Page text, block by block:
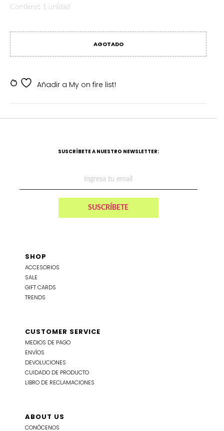
Contiene: 1 unidad
AGOTADO
Añadir a My on fire list!
SKU:SKDV-000155
SUSCRÍBETE A NUESTRO NEWSLETTER:
SHOP
ACCESORIOS
SALE
GIFT CARDS
TRENDS
CUSTOMER SERVICE
MEDIOS DE PAGO
ENVÍOS
DEVOLUCIONES
CUIDADO DE PRODUCTO
LIBRO DE RECLAMACIONES
ABOUT US
CONÓCENOS